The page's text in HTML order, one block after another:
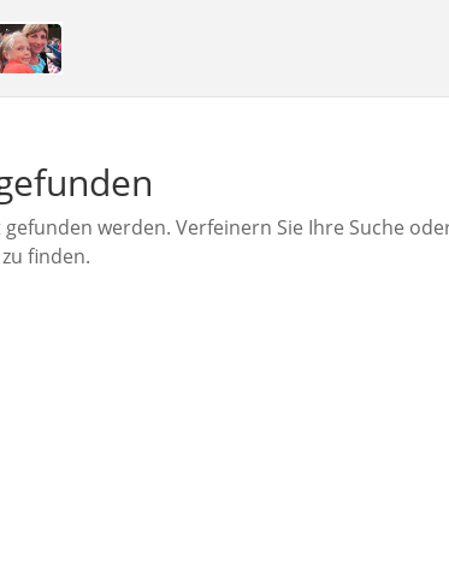
werden. Verfeinern Sie Ihre Suche
finden.